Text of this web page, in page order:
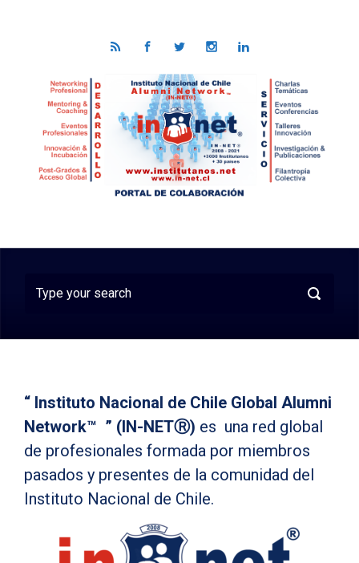
“ Instituto Nacional de Chile Global Alumni
Network™ ” (IN-NETⓇ) es una red global
de profesionales formada por miembros
pasados y presentes de la comunidad del
Instituto Nacional de Chile.